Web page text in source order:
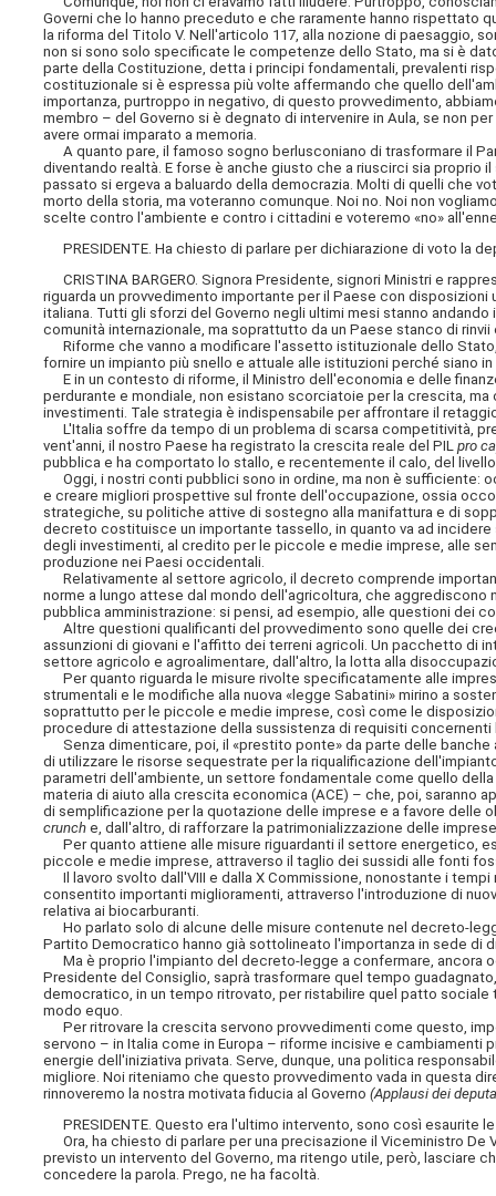
Governi che lo hanno preceduto e che raramente hanno
la riforma del Titolo V. Nell'articolo 117, alla nozione di
non si sono solo specificate le competenze dello Stato, ma si è
parte della Costituzione, detta i principi fondamentali, prevalenti
costituzionale si è espressa più volte affermando che quello
importanza, purtroppo in negativo, di questo provvedimento,
membro – del Governo si è degnato di intervenire in Aula, se non
avere ormai imparato a memoria.
A quanto pare, il famoso sogno berlusconiano di trasformare il
diventando realtà. E forse è anche giusto che a riuscirci sia
passato si ergeva a baluardo della democrazia. Molti di quelli che
morto della storia, ma voteranno comunque. Noi no. Noi non
scelte contro l'ambiente e contro i cittadini e voteremo «no»
PRESIDENTE. Ha chiesto di parlare per dichiarazione di voto la
CRISTINA BARGERO. Signora Presidente, signori Ministri e
riguarda un provvedimento importante per il Paese con
italiana. Tutti gli sforzi del Governo negli ultimi mesi stanno
comunità internazionale, ma soprattutto da un Paese stanco di
Riforme che vanno a modificare l'assetto istituzionale dello
fornire un impianto più snello e attuale alle istituzioni perché siano
E in un contesto di riforme, il Ministro dell'economia e delle
perdurante e mondiale, non esistano scorciatoie per la crescita,
investimenti. Tale strategia è indispensabile per affrontare il
L'Italia soffre da tempo di un problema di scarsa competitività,
vent'anni, il nostro Paese ha registrato la crescita reale del PILpro
pubblica e ha comportato lo stallo, e recentemente il calo, del
Oggi, i nostri conti pubblici sono in ordine, ma non è sufficiente:
e creare migliori prospettive sul fronte dell'occupazione, ossia
strategiche, su politiche attive di sostegno alla manifattura e di
decreto costituisce un importante tassello, in quanto va ad
degli investimenti, al credito per le piccole e medie imprese, alle
produzione nei Paesi occidentali.
Relativamente al settore agricolo, il decreto comprende
norme a lungo attese dal mondo dell'agricoltura, che
pubblica amministrazione: si pensi, ad esempio, alle questioni dei
Altre questioni qualificanti del provvedimento sono quelle dei
assunzioni di giovani e l'affitto dei terreni agricoli. Un pacchetto di
settore agricolo e agroalimentare, dall'altro, la lotta alla
Per quanto riguarda le misure rivolte specificatamente alle
strumentali e le modifiche alla nuova «legge Sabatini» mirino a
soprattutto per le piccole e medie imprese, così come le
procedure di attestazione della sussistenza di requisiti
Senza dimenticare, poi, il «prestito ponte» da parte delle
di utilizzare le risorse sequestrate per la riqualificazione
parametri dell'ambiente, un settore fondamentale come quello
materia di aiuto alla crescita economica (ACE) – che, poi, saranno
di semplificazione per la quotazione delle imprese e a favore delle
crunch e, dall'altro, di rafforzare la patrimonializzazione delle
Per quanto attiene alle misure riguardanti il settore energetico,
piccole e medie imprese, attraverso il taglio dei sussidi alle fonti
Il lavoro svolto dall'VIII e dalla X Commissione, nonostante i
consentito importanti miglioramenti, attraverso l'introduzione di
relativa ai biocarburanti.
Ho parlato solo di alcune delle misure contenute nel decreto-
Partito Democratico hanno già sottolineato l'importanza in sede di
Ma è proprio l'impianto del decreto-legge a confermare, ancora
Presidente del Consiglio, saprà trasformare quel tempo
democratico, in un tempo ritrovato, per ristabilire quel patto
modo equo.
Per ritrovare la crescita servono provvedimenti come questo,
servono – in Italia come in Europa – riforme incisive e
energie dell'iniziativa privata. Serve, dunque, una politica
migliore. Noi riteniamo che questo provvedimento vada in questa
rinnoveremo la nostra motivata fiducia al Governo(Applausi dei
PRESIDENTE. Questo era l'ultimo intervento, sono così esaurite
Ora, ha chiesto di parlare per una precisazione il Viceministro
previsto un intervento del Governo, ma ritengo utile, però, lasciare
concedere la parola. Prego, ne ha facoltà.